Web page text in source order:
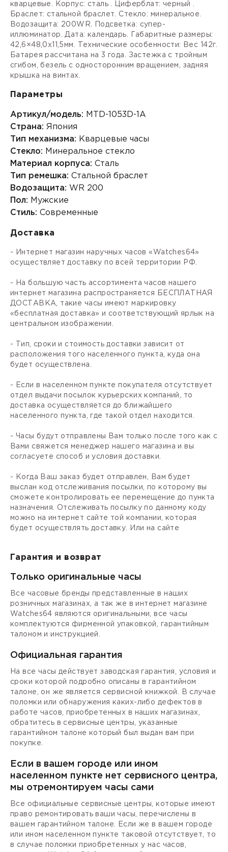
кварцевые. Корпус: сталь . Циферблат: черный .
Браслет: стальной браслет. Стекло: минеральное.
Водозащита: 200WR. Подсветка: супер-
иллюминатор. Дата: календарь. Габаритные размеры:
42,6×48,0x11,5мм. Технические особенности: Вес 142г.
Батарея рассчитана на 3 года. Застежка с тройным
сгибом, безель с односторонним вращением, задняя
крышка на винтах.
Параметры
Артикул/модель: MTD-1053D-1A
Страна: Япония
Тип механизма: Кварцевые часы
Стекло: Минеральное стекло
Материал корпуса: Сталь
Тип ремешка: Стальной браслет
Водозащита: WR 200
Пол: Мужские
Стиль: Современные
Доставка
- Интернет магазин наручных часов «Watches64»
осуществляет доставку по всей территории РФ.
- На большую часть ассортимента часов нашего
интернет магазина распространяется БЕСПЛАТНАЯ
ДОСТАВКА, такие часы имеют маркировку
«бесплатная доставка» и соответствующий ярлык на
центральном изображении.
- Тип, сроки и стоимость доставки зависит от
расположения того населенного пункта, куда она
будет осуществлена.
- Если в населенном пункте покупателя отсутствует
отдел выдачи посылок курьерских компаний, то
доставка осуществляется до ближайшего
населенного пункта, где такой отдел находится.
- Часы будут отправлены Вам только после того как с
Вами свяжется менеджер нашего магазина и вы
согласуете способ и условия доставки.
- Когда Ваш заказ будет отправлен, Вам будет
выслан код отслеживания посылки, по которому вы
сможете контролировать ее перемещение до пункта
назначения. Отслеживать посылку по данному коду
можно на интернет сайте той компании, которая
будет осуществлять доставку. Или на сайте
Гарантия и возврат
Только оригинальные часы
Все часовые бренды представленные в наших
розничных магазинах, а так же в интернет магазине
Watches64 являются оригинальными, все часы
комплектуются фирменной упаковкой, гарантийным
талоном и инструкцией.
Официальная гарантия
На все часы действует заводская гарантия, условия и
сроки которой подробно описаны в гарантийном
талоне, он же является сервисной книжкой. В случае
поломки или обнаружения каких-либо дефектов в
работе часов, приобретенных в наших магазинах,
обратитесь в сервисные центры, указанные
гарантийном талоне который был выдан вам при
покупке.
Если в вашем городе или ином
населенном пункте нет сервисного центра,
мы отремонтируем часы сами
Все официальные сервисные центры, которые имеют
право ремонтировать ваши часы, перечислены в
вашем гарантийном талоне. Если же в вашем городе
или ином населенном пункте таковой отсутствует, то
в случае поломки приобретенных у нас часов,